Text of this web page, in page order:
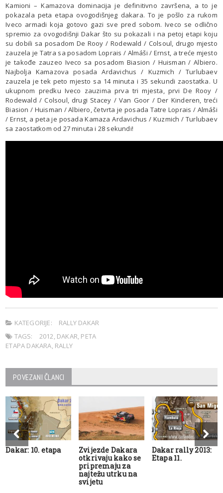
Kamioni – Kamazova dominacija je definitivno završena, a to je
pokazala peta etapa ovogodišnjeg dakara. To je pošlo za rukom
Iveco armadi koja gotovo gazi sve pred sobom. Iveco se odlično
spremio za ovogodišnji Dakar što su pokazali i na petoj etapi koju
su dobili sa posadom De Rooy / Rodewald / Colsoul, drugo mjesto
zauzela je Tatra sa posadom Loprais / Almáši / Ernst, a treće mjesto
je takođe zauzeo Iveco sa posadom Biasion / Huisman / Albiero.
Najbolja Kamazova posada Ardavichus / Kuzmich / Turlubaev
zauzela je tek peto mjesto sa 14 minuta i 35 sekundi zaostatka. U
ukupnom predku Iveco zauzima prva tri mjesta, prvi De Rooy /
Rodewald / Colsoul, drugi Stacey / Van Goor / Der Kinderen, treći
Biasion / Huisman / Albiero, četvrta je posada Tatre Loprais / Almáši
/ Ernst, a peta je posada Kamaza Ardavichus / Kuzmich / Turlubaev
sa zaostatkom od 27 minuta i 28 sekundi!
KATEGORIJE:
RALLY DAKAR
TAGS:
2012, DAKAR, PETA
ETAPA DAKARA, RALLY
POVEZANI ČLANCI
Dakar: 10. etapa
Zvijezde Dakara
otkrivaju kako se
pripremaju za
najtežu utrku na
svijetu
Dakar rally 2013:
Etapa 11.